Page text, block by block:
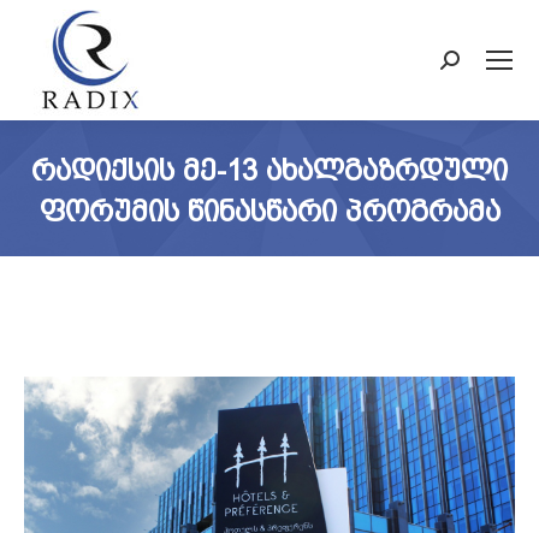
Search:
ᲠᲐᲓᲘᲥᲡᲘᲡ ᲛᲔ-13 ᲐᲮᲐᲚᲒᲐᲖᲠᲓᲣᲚᲘ
ᲤᲝᲠᲣᲛᲘᲡ ᲬᲘᲜᲐᲡᲬᲐᲠᲘ ᲞᲠᲝᲒᲠᲐᲛᲐ